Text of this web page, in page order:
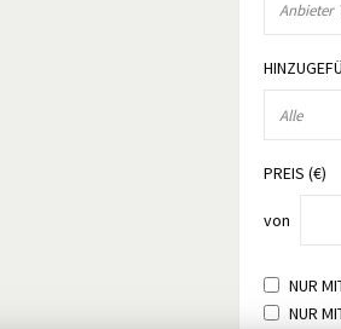
PREIS (€)
von
NUR
NUR